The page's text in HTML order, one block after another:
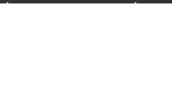
LABORAL POZUELOASESORÍA